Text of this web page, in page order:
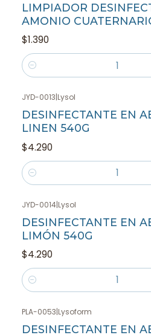
LIMPIADOR
AMONIO
$1.390
Cantidad
JYD-0013|Lysol
DESINFECTANTE EN
LINEN 540G
$4.290
Cantidad
JYD-0014|Lysol
DESINFECTANTE EN
LIMÓN 540G
$4.290
Cantidad
PLA-0053|Lysoform
DESINFECTANTE EN